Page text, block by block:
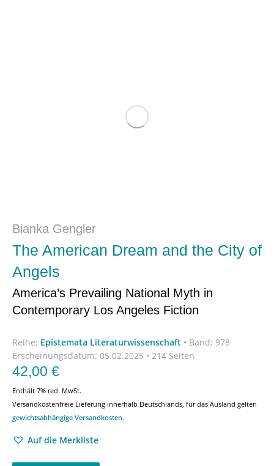
Bianka Gengler
The American Dream and the City of
Angels
America’s Prevailing National Myth in
Contemporary Los Angeles Fiction
Reihe: Epistemata Literaturwissenschaft • Band: 978
Erscheinungsdatum: 05.02.2025 • 214 Seiten
42,00 €
Enthält 7% red. MwSt.
Versandkostenfreie Lieferung innerhalb Deutschlands, für das Ausland gelten
gewichtsabhängige Versandkosten.
Auf die Merkliste